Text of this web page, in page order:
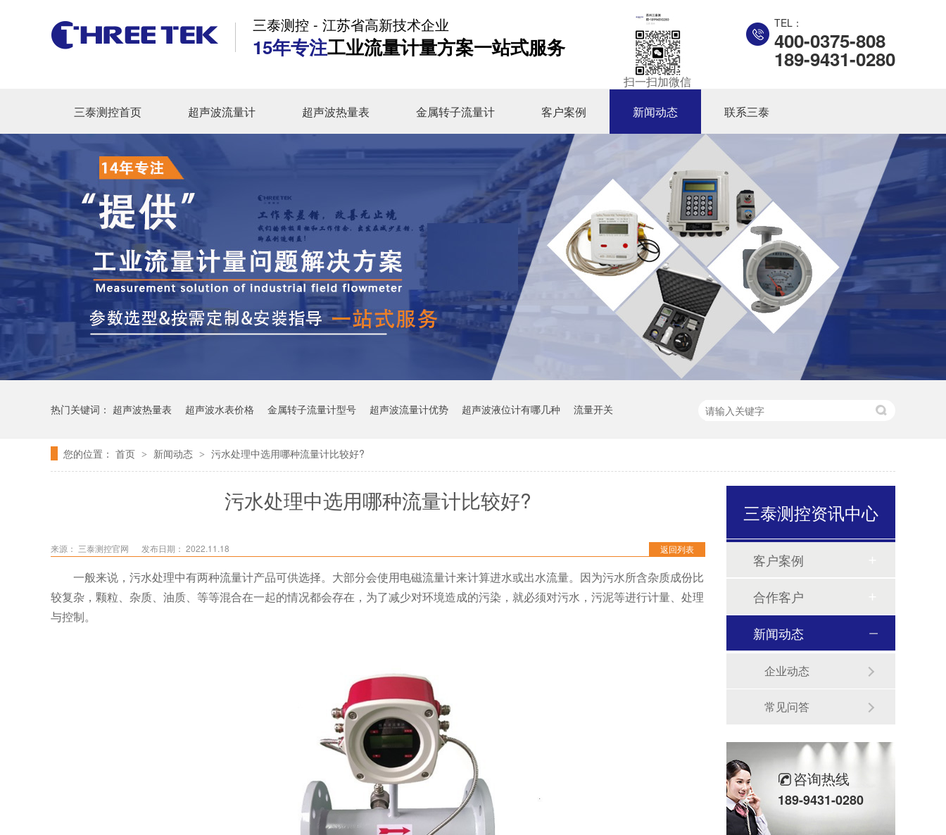
三泰测控 - 江苏省高新技术企业
15年专注工业流量计量方案一站式服务
扫一扫加微信
TEL：
400-0375-808
189-9431-0280
三泰测控首页 超声波流量计 超声波热量表 金属转子流量计 客户案例 新闻动态 联系三泰
热门关键词： 超声波热量表 超声波水表价格 金属转子流量计型号 超声波流量计优势 超声波液位计有哪几种 流量开关
您的位置： 首页 > 新闻动态 > 污水处理中选用哪种流量计比较好?
污水处理中选用哪种流量计比较好?
返回列表
来源： 三泰测控官网 发布日期： 2022.11.18
一般来说，污水处理中有两种流量计产品可供选择。大部分会使用电磁流量计来计算进水或出水流量。因为污水所含杂质成份比
较复杂，颗粒、杂质、油质、等等混合在一起的情况都会存在，为了减少对环境造成的污染，就必须对污水，污泥等进行计量、处理
与控制。
三泰测控资讯中心
客户案例
合作客户
新闻动态
企业动态
常见问答
咨询热线
189-9431-0280